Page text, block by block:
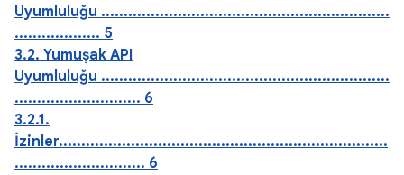
Uyumluluğu ................................................................
................... 5
3.2. Yumuşak API
Uyumluluğu ................................................................
............................ 6
3.2.1.
İzinler.........................................................................
............................. 6